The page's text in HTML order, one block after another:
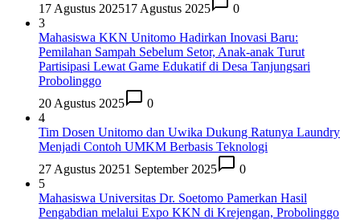
17 Agustus 202517 Agustus 2025
0
3
Mahasiswa KKN Unitomo Hadirkan Inovasi Baru:
Pemilahan Sampah Sebelum Setor, Anak-anak Turut
Partisipasi Lewat Game Edukatif di Desa Tanjungsari
Probolinggo
20 Agustus 2025
0
4
Tim Dosen Unitomo dan Uwika Dukung Ratunya Laundry
Menjadi Contoh UMKM Berbasis Teknologi
27 Agustus 20251 September 2025
0
5
Mahasiswa Universitas Dr. Soetomo Pamerkan Hasil
Pengabdian melalui Expo KKN di Krejengan, Probolinggo